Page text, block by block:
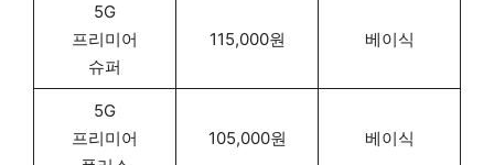
5G
프리미어
슈퍼
115,000원 베이식
5G
프리미어
105,000원 베이식